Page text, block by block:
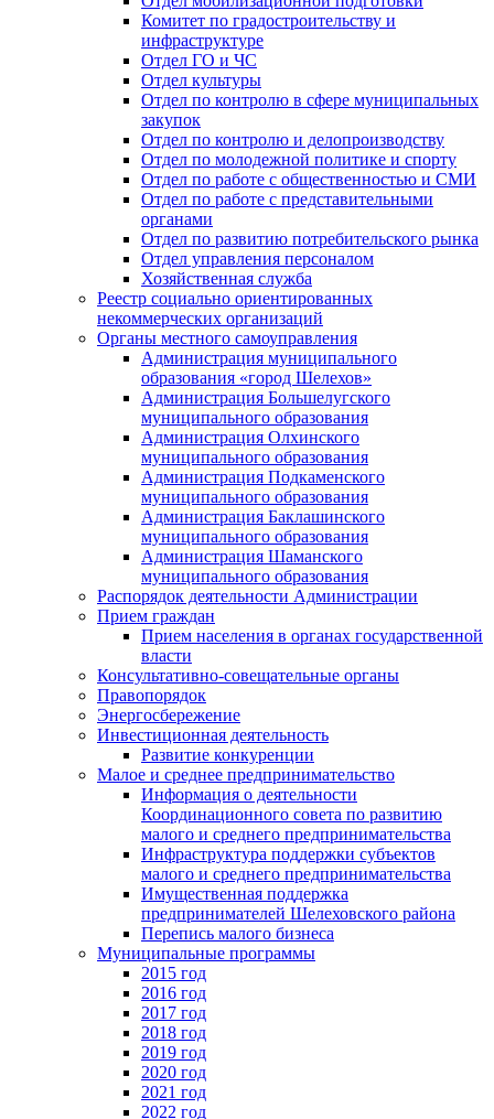
Комитет по градостроительству и
инфраструктуре
Отдел ГО и ЧС
Отдел культуры
Отдел по контролю в сфере муниципальных
закупок
Отдел по контролю и делопроизводству
Отдел по молодежной политике и спорту
Отдел по работе с общественностью и СМИ
Отдел по работе с представительными
органами
Отдел по развитию потребительского рынка
Отдел управления персоналом
Хозяйственная служба
Реестр социально ориентированных
некоммерческих организаций
Органы местного самоуправления
Администрация муниципального
образования «город Шелехов»
Администрация Большелугского
муниципального образования
Администрация Олхинского
муниципального образования
Администрация Подкаменского
муниципального образования
Администрация Баклашинского
муниципального образования
Администрация Шаманского
муниципального образования
Распорядок деятельности Администрации
Прием граждан
Прием населения в органах государственной
власти
Консультативно-совещательные органы
Правопорядок
Энергосбережение
Инвестиционная деятельность
Развитие конкуренции
Малое и среднее предпринимательство
Информация о деятельности
Координационного совета по развитию
малого и среднего предпринимательства
Инфраструктура поддержки субъектов
малого и среднего предпринимательства
Имущественная поддержка
предпринимателей Шелеховского района
Перепись малого бизнеса
Муниципальные программы
2015 год
2016 год
2017 год
2018 год
2019 год
2020 год
2021 год
2022 год